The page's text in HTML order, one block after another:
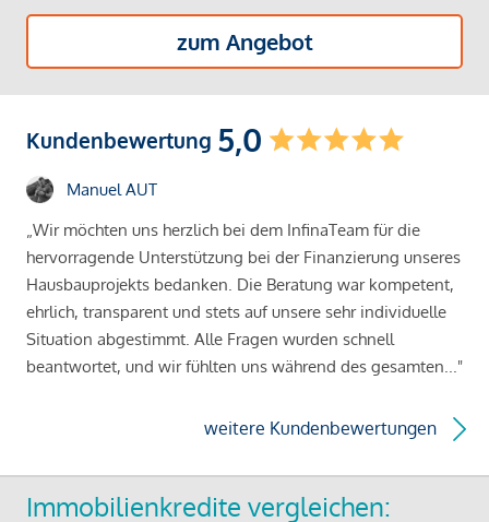
zum Angebot
Kundenbewertung 5,0
Manuel AUT
„Wir möchten uns herzlich bei dem InfinaTeam für die
hervorragende Unterstützung bei der Finanzierung unseres
Hausbauprojekts bedanken. Die Beratung war kompetent,
ehrlich, transparent und stets auf unsere sehr individuelle
Situation abgestimmt. Alle Fragen wurden schnell
beantwortet, und wir fühlten uns während des gesamten..."
weitere Kundenbewertungen
Immobilienkredite vergleichen: